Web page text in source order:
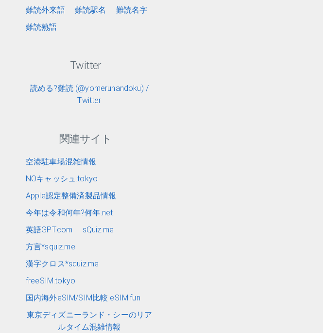
難読外来語
難読駅名
難読名字
難読熟語
Twitter
読める?難読 (@yomerunandoku) /
Twitter
関連サイト
空港駐車場混雑情報
NOキャッシュ.tokyo
Apple認定整備済製品情報
今年は令和何年?何年.net
英語GPT.com
sQuiz.me
方言*squiz.me
漢字クロス*squiz.me
freeSIM.tokyo
国内海外eSIM/SIM比較 eSIM.fun
東京ディズニーランド・シーのリア
ルタイム混雑情報